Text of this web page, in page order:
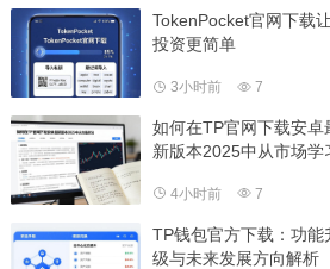
TokenPocket官网下载让
投资更简单
3小时前 7
如何在TP官网下载安卓
新版本2025中从市场学
4小时前 7
TP钱包官方下载：功能
级与未来发展方向解析